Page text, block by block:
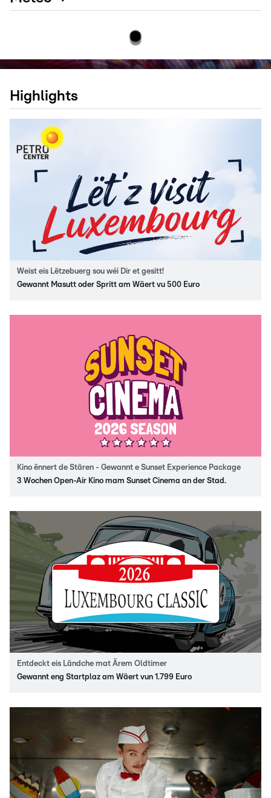
Highlights
Weist eis Lëtzebuerg sou wéi Dir et gesitt!
Gewannt Masutt oder Spritt am Wäert vu 500 Euro
Kino ënnert de Stären - Gewannt e Sunset Experience Package
3 Wochen Open-Air Kino mam Sunset Cinema an der Stad.
Entdeckt eis Ländche mat Ärem Oldtimer
Gewannt eng Startplaz am Wäert vun 1.799 Euro